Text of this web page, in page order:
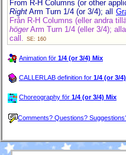
From R-H Columns (or other
Right Arm Turn 1/4 (or 3/4); all
Från R-H Columns (eller andra
högerArm Turn 1/4 (eller 3/4); alla
call.
SE: 160
Animation för 1/4 (or 3/4) Mix
CALLERLAB definition for 1/4 (or 3/
Choreography för 1/4 (or 3/4) Mix
Comments? Questions?